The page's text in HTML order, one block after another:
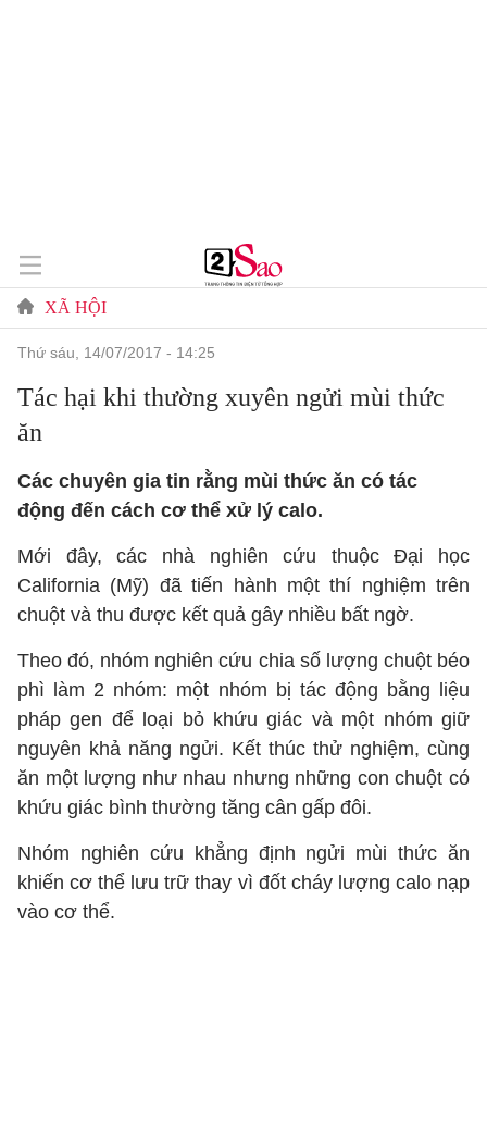
XÃ HỘI
thứ sáu, 14/07/2017 - 14:25
Tác hại khi thường xuyên ngửi mùi thức
ăn
Các chuyên gia tin rằng mùi thức ăn có tác
động đến cách cơ thể xử lý calo.
Mới đây, các nhà nghiên cứu thuộc Đại học
California (Mỹ) đã tiến hành một thí nghiệm trên
chuột và thu được kết quả gây nhiều bất ngờ.
Theo đó, nhóm nghiên cứu chia số lượng chuột béo
phì làm 2 nhóm: một nhóm bị tác động bằng liệu
pháp gen để loại bỏ khứu giác và một nhóm giữ
nguyên khả năng ngửi. Kết thúc thử nghiệm, cùng
ăn một lượng như nhau nhưng những con chuột có
khứu giác bình thường tăng cân gấp đôi.
Nhóm nghiên cứu khẳng định ngửi mùi thức ăn
khiến cơ thể lưu trữ thay vì đốt cháy lượng calo nạp
vào cơ thể.